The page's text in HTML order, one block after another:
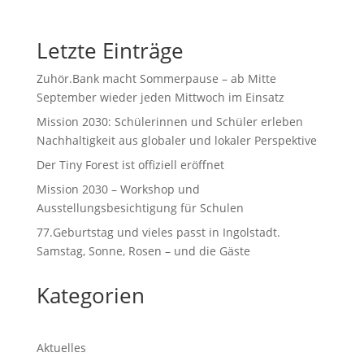
Letzte Einträge
Zuhör.Bank macht Sommerpause – ab Mitte
September wieder jeden Mittwoch im Einsatz
Mission 2030: Schülerinnen und Schüler erleben
Nachhaltigkeit aus globaler und lokaler Perspektive
Der Tiny Forest ist offiziell eröffnet
Mission 2030 – Workshop und
Ausstellungsbesichtigung für Schulen
77.Geburtstag und vieles passt in Ingolstadt.
Samstag, Sonne, Rosen – und die Gäste
Kategorien
Aktuelles